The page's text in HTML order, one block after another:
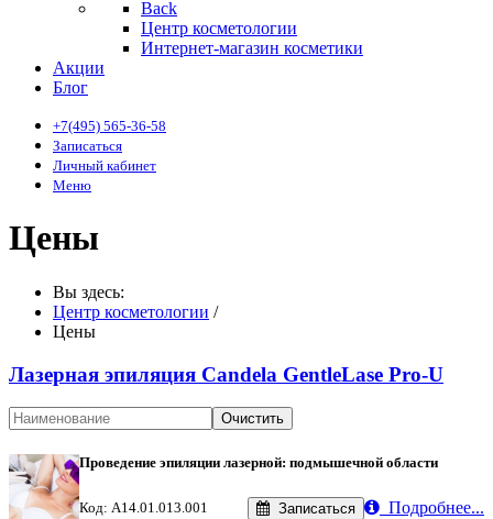
Back
Центр косметологии
Интернет-магазин косметики
Акции
Блог
+7(495) 565-36-58
Записаться
Личный кабинет
Меню
Цены
Вы здесь:
Центр косметологии /
Цены
Лазерная эпиляция Candela GentleLase Pro-U
Очистить
Проведение эпиляции лазерной: подмышечной области
Код: A14.01.013.001 Записаться
Подробнее...